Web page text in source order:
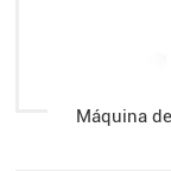
Máquina